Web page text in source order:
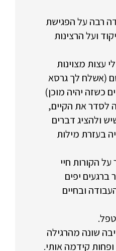
רבה על הפגישת
ועל הרצינות
עצות מצוינות
(אשלח לך גרסא
כשזה יהיה מוכן)
לסדר את הקיים,
ולהציג דברים
בעזרת מילות
הקורות חיי
ברגעים יפים
ובחיים
שונה מהרגילה
קידמה אותי.